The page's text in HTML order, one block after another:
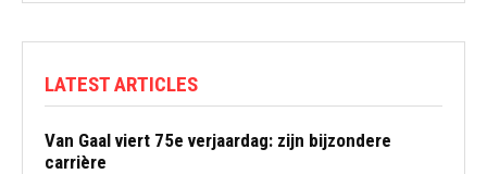
LATEST ARTICLES
Van Gaal viert 75e verjaardag: zijn bijzondere
carrière